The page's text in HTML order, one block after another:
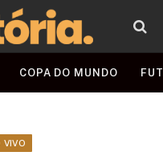
COPA DO MUNDO
VIVO